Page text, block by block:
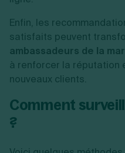
Enfin, les
satisfaits peuvent
ambassadeurs de la
à renforcer la réputation
nouveaux clients.
Comment
?